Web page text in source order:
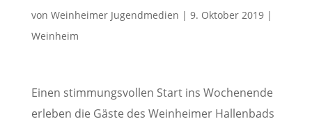
von Weinheimer Jugendmedien | 9. Oktober 2019|
Weinheim
Einen stimmungsvollen Start ins Wochenende
erleben die Gäste des Weinheimer Hallenbads